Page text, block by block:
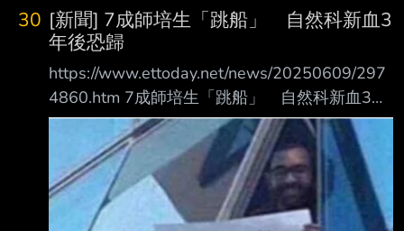
God bless 恭喜恭喜 你也恭喜太多了xD ! 有招滿
嗎 確定苦盡，確定甘來嗎xD 應該會有重榜大
神，而且北市誘因不大，加油 別唱了，要破防
了 難怪沒備取QQ 看來擱淺還好 QQ 我也是大齡
新人
30 [新聞] 7成師培生「跳船」 自然科新血3
年後恐歸
https://www.ettoday.net/news/20250609/297
4860.htm 7成師培生「跳船」 自然科新血3年
後恐歸零 根據教育部資料顯示，師培生（師資
培育生）在取得教師證後，3年內報考正式教師
甄試 的比例逐年下降，2023年已降至
31.25%，換句話說，近七成以上的儲備師資都
不願投入教 職。而自然科老師則缺最大！網友